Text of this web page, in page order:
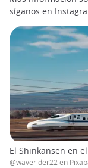
síganos en
El Shinkansen en
@waverider22 en